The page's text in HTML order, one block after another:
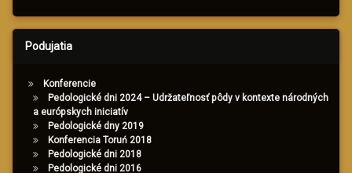
Podujatia
Konferencie
Pedologické dni 2024 – Udržateľnosť pôdy v kontexte národných
a európskych iniciatív
Pedologické dny 2019
Konferencia Toruń 2018
Pedologické dni 2018
Pedologické dni 2016